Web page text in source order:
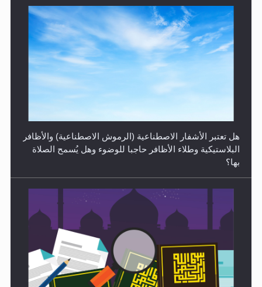
الهجرة: بحث عن الأمن والسلام في سبيل إرساء الأمن
هل تعتبر الأشفار الاصطناعية (الرموش الاصطناعية) والأظافر
البلاستيكية وطلاء الأظافر حاجبا للوضوء وهل يُسمح الصلاة
بها؟